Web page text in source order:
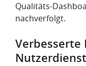
Qualitäts-
nachverfolgt.
Verbesserte